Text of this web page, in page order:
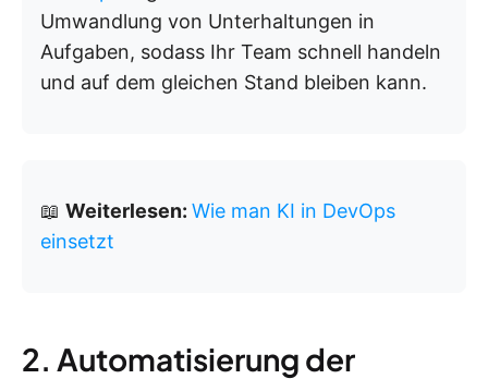
Umwandlung von Unterhaltungen in
Aufgaben, sodass Ihr Team schnell handeln
und auf dem gleichen Stand bleiben kann.
📖 Weiterlesen: Wie man KI in DevOps
einsetzt
2. Automatisierung der